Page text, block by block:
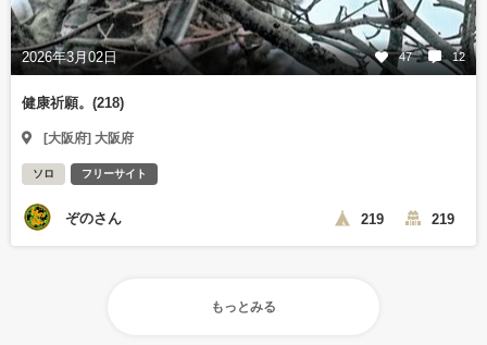
2026年3月02日 47 12
健康祈願。(218)
[大阪府] 大阪府
ソロ フリーサイト
ぞのさん 219 219
もっとみる